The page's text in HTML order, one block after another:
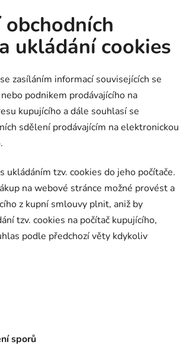
ukládání cookies
zasíláním informací souvisejících se
podnikem prodávajícího na
kupujícího a dále souhlasí se
sdělení prodávajícím na elektronickou
ukládáním tzv. cookies do jeho počítače.
na webové stránce možné provést a
z kupní smlouvy plnit, aniž by
tzv. cookies na počítač kupujícího,
podle předchozí věty kdykoliv
sporů